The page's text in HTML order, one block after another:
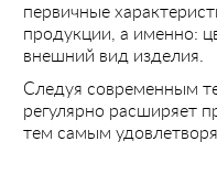
первичные
продукции, а именно:
внешний вид изделия.
Следуя современным
регулярно расширяет
тем самым